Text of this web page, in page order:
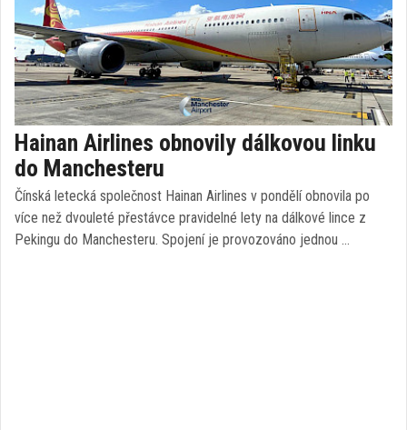
Hainan Airlines obnovily dálkovou linku
do Manchesteru
Čínská letecká společnost Hainan Airlines v pondělí obnovila po
více než dvouleté přestávce pravidelné lety na dálkové lince z
Pekingu do Manchesteru. Spojení je provozováno jednou …